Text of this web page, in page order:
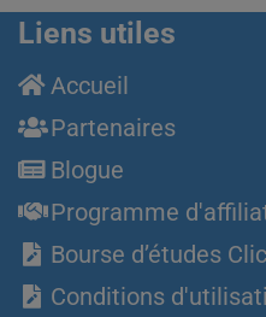
Liens utiles
Accueil
Partenaires
Blogue
Programme
Bourse d’études
Conditions